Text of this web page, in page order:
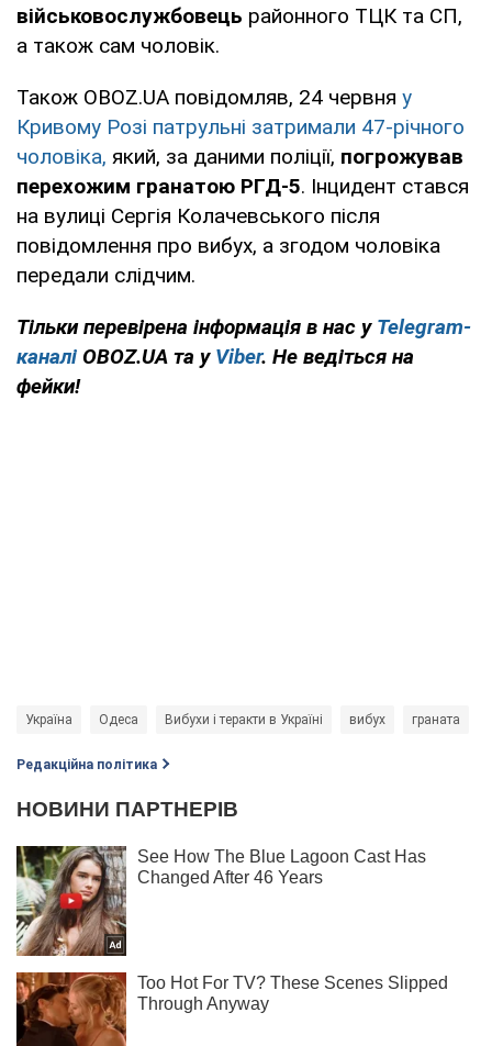
військовослужбовець районного ТЦК та СП,
а також сам чоловік.
Також OBOZ.UA повідомляв, 24 червня у
Кривому Розі патрульні затримали 47-річного
чоловіка, який, за даними поліції, погрожував
перехожим гранатою РГД-5. Інцидент стався
на вулиці Сергія Колачевського після
повідомлення про вибух, а згодом чоловіка
передали слідчим.
Тільки перевірена інформація в нас у Telegram-
каналі OBOZ.UA та у Viber. Не ведіться на
фейки!
Україна Одеса Вибухи і теракти в Україні вибух граната
Редакційна політика